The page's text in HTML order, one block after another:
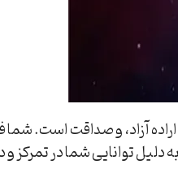
46 می‌رسد. این عدد نشان‌دهنده استقلال،
توانایی شما در تمرکز و